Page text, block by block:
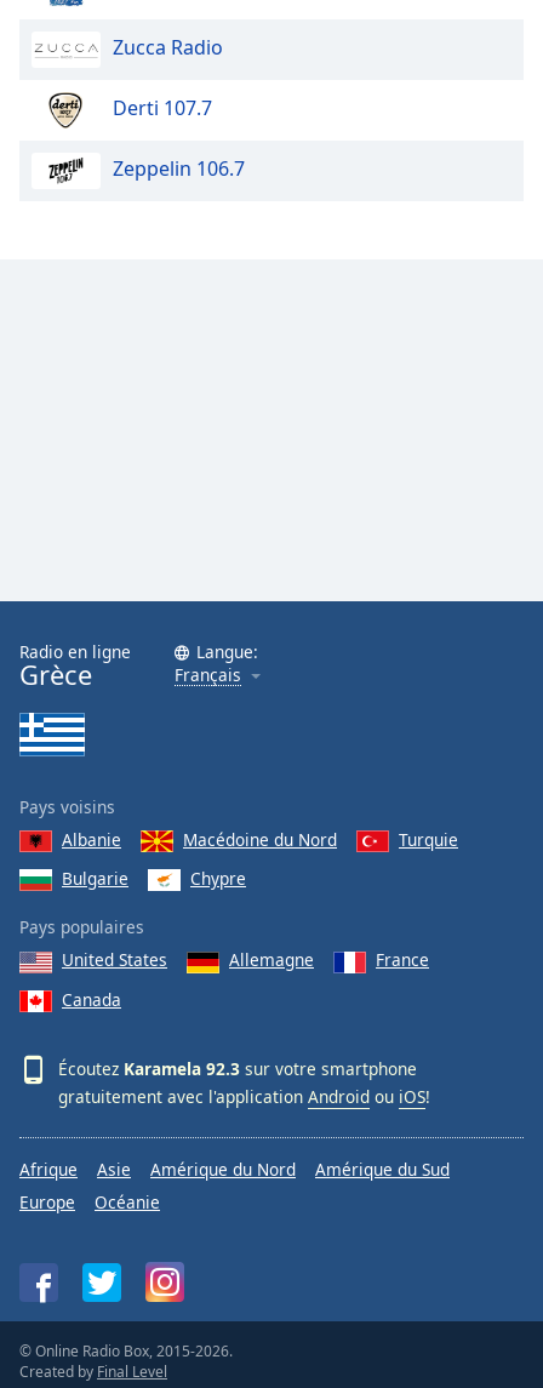
window.
Zucca Radio
Derti 107.7
Zeppelin 106.7
Radio en ligne
Grèce
Langue:
Français
Pays voisins
Albanie
Macédoine du Nord
Turquie
Bulgarie
Chypre
Pays populaires
United States
Allemagne
France
Canada
Écoutez Karamela 92.3 sur votre smartphone
gratuitement avec l'application Android ou iOS!
Afrique Asie Amérique du Nord
Amérique du Sud
Europe
Océanie
© Online Radio Box, 2015-2026.
Created by Final Level